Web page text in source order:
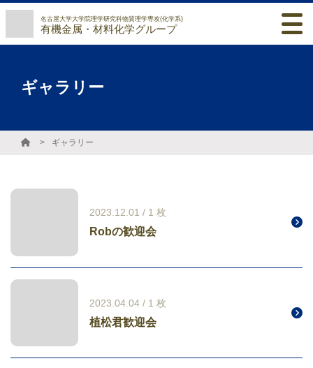
名古屋大学大学院理学研究科物質理学専攻(化学系)
有機金属・材料化学グループ
ギャラリー
ギャラリー
2023.12.01 / 1 枚
Robの歓迎会
2023.04.04 / 1 枚
植松君歓迎会